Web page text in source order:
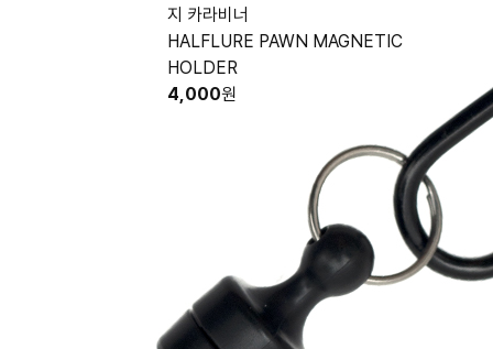
지 카라비너
HALFLURE PAWN MAGNETIC
HOLDER
4,000원